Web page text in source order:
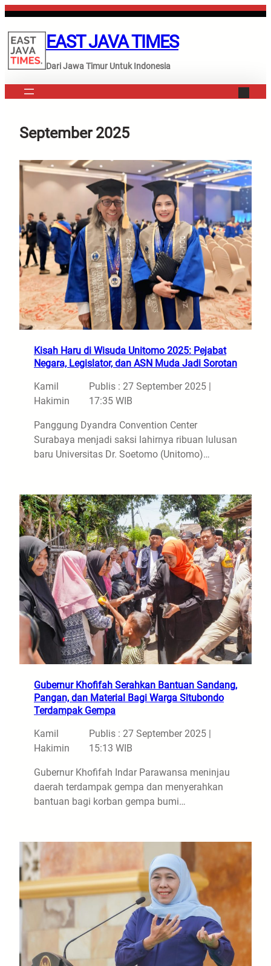
Lewati
konten
EAST JAVA TIMES
Dari Jawa Timur Untuk Indonesia
September 2025
Kisah Haru di Wisuda Unitomo 2025: Pejabat
Negara, Legislator, dan ASN Muda Jadi Sorotan
Kamil
Hakimin
Publis : 27 September 2025 |
17:35 WIB
Panggung Dyandra Convention Center
Surabaya menjadi saksi lahirnya ribuan lulusan
baru Universitas Dr. Soetomo (Unitomo)…
Gubernur Khofifah Serahkan Bantuan Sandang,
Pangan, dan Material Bagi Warga Situbondo
Terdampak Gempa
Kamil
Hakimin
Publis : 27 September 2025 |
15:13 WIB
Gubernur Khofifah Indar Parawansa meninjau
daerah terdampak gempa dan menyerahkan
bantuan bagi korban gempa bumi…